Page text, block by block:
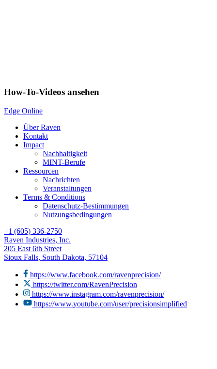
How-To-Videos ansehen
Edge Online
Über Raven
Kontakt
Impact
Nachhaltigkeit
MINT-Berufe
Ressourcen
Nachrichten
Veranstaltungen
Terms & Conditions
Datenschutz-Bestimmungen
Nutzungsbedingungen
+1 (605) 336-2750
Raven Industries, Inc.
205 East 6th Street
Sioux Falls, South Dakota, 57104
https://www.facebook.com/ravenprecision/
https://twitter.com/RavenPrecision
https://www.instagram.com/ravenprecision/
https://www.youtube.com/user/precisionsimplified